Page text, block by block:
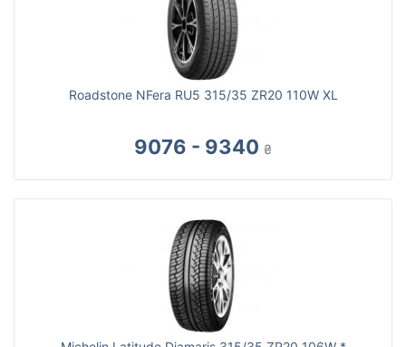
Roadstone NFera RU5 315/35 ZR20 110W XL
9076 - 9340 ₴